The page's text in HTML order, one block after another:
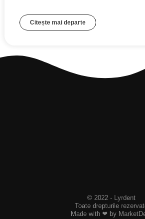
Citește mai departe
© 2022 - Lyrdent
Toate drepturile
Made with ❤ by